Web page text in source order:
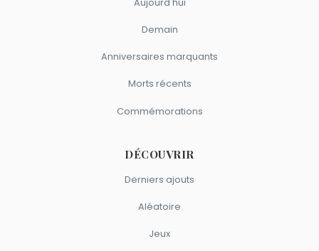
Demain
Anniversaires marquants
Morts récents
Commémorations
DÉCOUVRIR
Derniers ajouts
Aléatoire
Jeux